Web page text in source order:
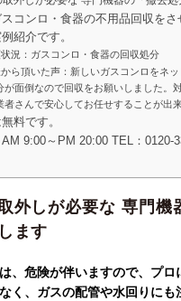
スコンロ・食器の不用品回収をさ
紹介です。
況：ガスコンロ・食器の回収処分
ら頂いた声：新しいガスコンロをネ
が面倒なので回収をお願いしました。
者さんで安心してお任せすることが出来
料です。
9:00～PM 20:00 TEL：0120-
外しが必要な 専門機
ます
、危険が伴いますので、プロ
く、ガスの配管や水回りにも